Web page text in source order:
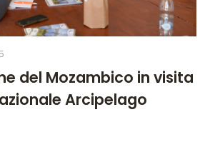
del Mozambico in visita
Arcipelago